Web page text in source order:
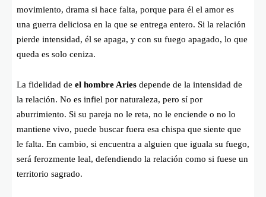
movimiento, drama si hace falta, porque para él el amor es
una guerra deliciosa en la que se entrega entero. Si la relación
pierde intensidad, él se apaga, y con su fuego apagado, lo que
queda es solo ceniza.
La fidelidad de el hombre Aries depende de la intensidad de
la relación. No es infiel por naturaleza, pero sí por
aburrimiento. Si su pareja no le reta, no le enciende o no lo
mantiene vivo, puede buscar fuera esa chispa que siente que
le falta. En cambio, si encuentra a alguien que iguala su fuego,
será ferozmente leal, defendiendo la relación como si fuese un
territorio sagrado.